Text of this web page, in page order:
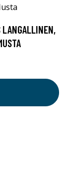
LANGALLINEN,